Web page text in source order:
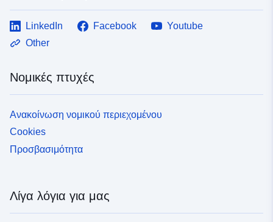
LinkedIn Facebook
Youtube
Other
Νομικές πτυχές
Ανακοίνωση νομικού περιεχομένου
Cookies
Προσβασιμότητα
Λίγα λόγια για μας